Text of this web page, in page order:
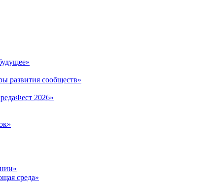
развития сообществ»
2026»
среда»